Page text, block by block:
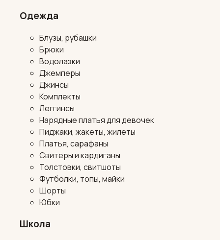
Одежда
Блузы, рубашки
Брюки
Водолазки
Джемперы
Джинсы
Комплекты
Леггинсы
Нарядные платья для девочек
Пиджаки, жакеты, жилеты
Платья, сарафаны
Свитеры и кардиганы
Толстовки, свитшоты
Футболки, топы, майки
Шорты
Юбки
Школа